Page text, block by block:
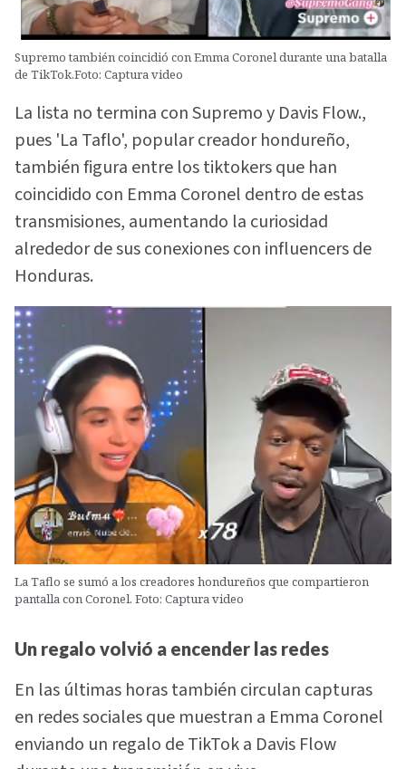
Supremo también coincidió con Emma Coronel durante una batalla
de TikTok.Foto: Captura video
La lista no termina con Supremo y Davis Flow.,
pues 'La Taflo', popular creador hondureño,
también figura entre los tiktokers que han
coincidido con Emma Coronel dentro de estas
transmisiones, aumentando la curiosidad
alrededor de sus conexiones con influencers de
Honduras.
La Taflo se sumó a los creadores hondureños que compartieron
pantalla con Coronel. Foto: Captura video
Un regalo volvió a encender las redes
En las últimas horas también circulan capturas
en redes sociales que muestran a Emma Coronel
enviando un regalo de TikTok a Davis Flow